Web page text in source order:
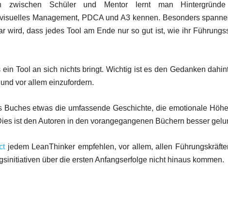
zwischen Schüler und Mentor lernt man
Management, PDCA und A3 kennen. Besonders
wird, dass jedes Tool am Ende nur so gut ist, wie ihr
Tool an sich nichts bringt. Wichtig ist es den Gedanken
vor allem einzufordern.
Buches etwas die umfassende Geschichte, die emotionale
ist den Autoren in den vorangegangenen Büchern besser
jedem LeanThinker empfehlen, vor allem, allen
über die ersten Anfangserfolge nicht hinaus kommen.